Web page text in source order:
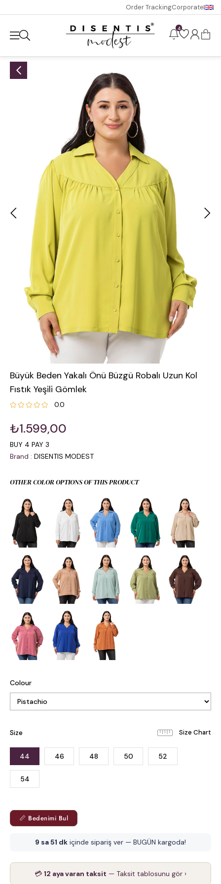
Order TrackingCorporate
4
Büyük Beden Yakalı Önü Büzgü Robalı Uzun Kol
Fıstık Yeşili Gömlek
0.0
₺1.599,00
BUY 4 PAY 3
Brand : DISENTIS MODEST
OTHER COLOR OPTIONS OF THIS PRODUCT
Colour
Size
44 46 48 50 52
54
📏 Bedenimi Bul
9 sa 51 dk içinde sipariş ver — BUGÜN kargoda!
💳 12 aya varan taksit — Taksit tablosunu gör ›